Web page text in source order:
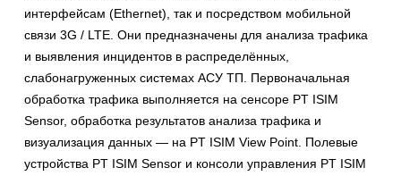
интерфейсам (Ethernet), так и посредством мобильной
связи 3G / LTE. Они предназначены для анализа трафика
и выявления инцидентов в распределённых,
слабонагруженных системах АСУ ТП. Первоначальная
обработка трафика выполняется на сенсоре PT ISIM
Sensor, обработка результатов анализа трафика и
визуализация данных — на PT ISIM View Point. Полевые
устройства PT ISIM Sensor и консоли управления PT ISIM